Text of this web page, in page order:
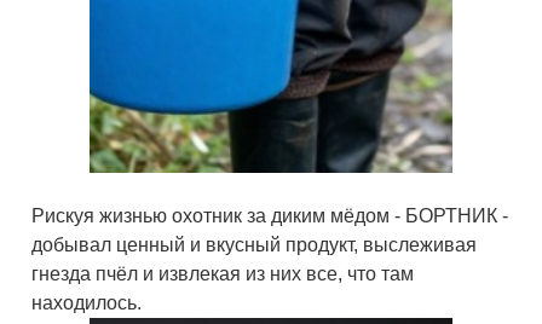
Рискуя жизнью охотник за диким мёдом - БОРТНИК -
добывал ценный и вкусный продукт, выслеживая
гнезда пчёл и извлекая из них все, что там
находилось.